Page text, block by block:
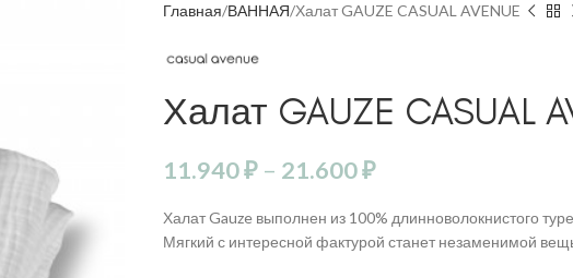
Главная ВАННАЯ Халат GAUZE CASUAL AVENUE
Халат GAUZE CASUAL
11.940₽ – 21.600₽
Халат Gauze выполнен из 100% длинноволокнистого
Мягкий с интересной фактурой станет незаменимой